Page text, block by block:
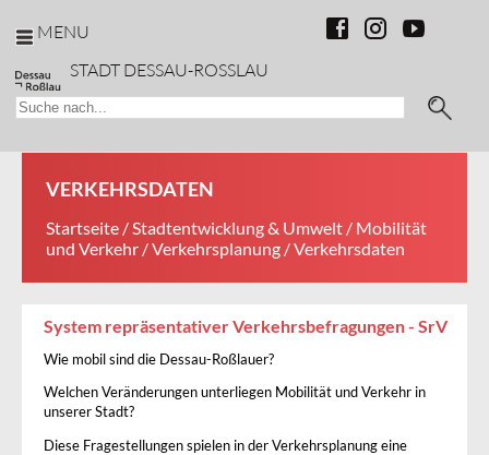
MENU
STADT DESSAU-ROSSLAU
VERKEHRSDATEN
Startseite /Stadtentwicklung & Umwelt / Mobilität
und Verkehr /Verkehrsplanung / Verkehrsdaten
System repräsentativer Verkehrsbefragungen - SrV
Wie mobil sind die Dessau-Roßlauer?
Welchen Veränderungen unterliegen Mobilität und Verkehr in
unserer Stadt?
Diese Fragestellungen spielen in der Verkehrsplanung eine